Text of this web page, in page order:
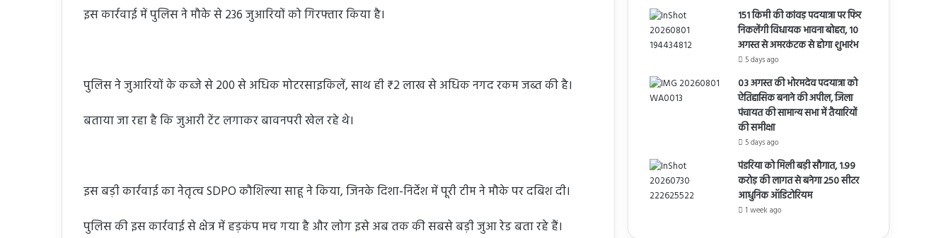
इस कार्रवाई में पुलिस ने मौके से 236 जुआरियों को गिरफ्तार किया है।
पुलिस ने जुआरियों के कब्जे से 200 से अधिक मोटरसाइकिलें, साथ ही ₹2 लाख से अधिक नगद रकम जब्त की है।
बताया जा रहा है कि जुआरी टेंट लगाकर बावनपरी खेल रहे थे।
इस बड़ी कार्रवाई का नेतृत्व SDPO कौशिल्या साहू ने किया, जिनके दिशा-निर्देश में पूरी टीम ने मौके पर दबिश दी।
पुलिस की इस कार्रवाई से क्षेत्र में हड़कंप मच गया है और लोग इसे अब तक की सबसे बड़ी जुआ रेड बता रहे हैं।
151 किमी की कांवड़ पदयात्रा पर फिर
निकलेंगी विधायक भावना बोहरा, 10
अगस्त से अमरकंटक से होगा शुभारंभ
5 days ago
03 अगस्त की भोरमदेव पदयात्रा को
ऐतिहासिक बनाने की अपील, जिला
पंचायत की सामान्य सभा में तैयारियों
की समीक्षा
5 days ago
पंडरिया को मिली बड़ी सौगात, 1.99
करोड़ की लागत से बनेगा 250 सीटर
आधुनिक ऑडिटोरियम
1 week ago